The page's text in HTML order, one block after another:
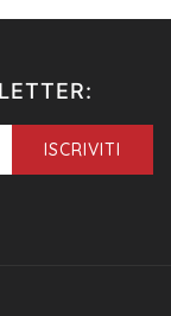
ISCRIVITI